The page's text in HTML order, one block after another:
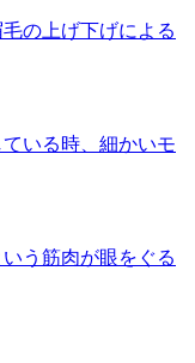
の上げ下げによる
いる時、細かいモ
う筋肉が眼をぐる